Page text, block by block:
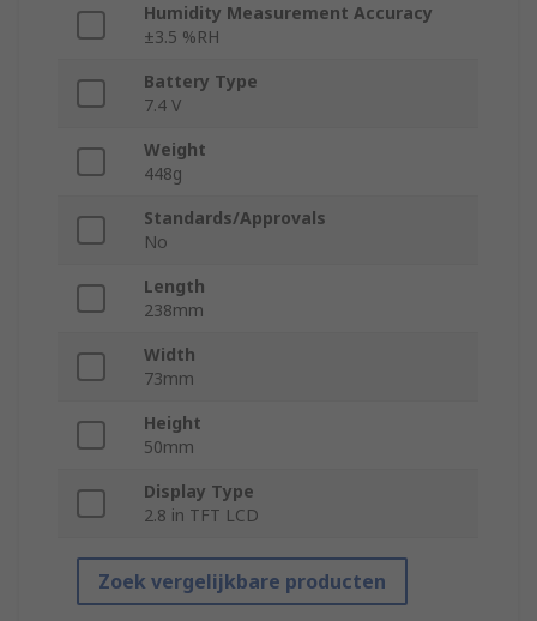
Humidity Measurement Accuracy
±3.5 %RH
Battery Type
7.4 V
Weight
448g
Standards/Approvals
No
Length
238mm
Width
73mm
Height
50mm
Display Type
2.8 in TFT LCD
Zoek vergelijkbare producten